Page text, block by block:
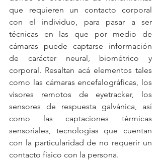
que requieren un contacto corporal
con el individuo, para pasar a ser
técnicas en las que por medio de
cámaras puede captarse información
de carácter neural, biométrico y
corporal. Resaltan acá elementos tales
como las cámaras encefalográficas, los
visores remotos de eyetracker, los
sensores de respuesta galvánica, así
como las captaciones térmicas
sensoriales, tecnologías que cuentan
con la particularidad de no requerir un
contacto físico con la persona.